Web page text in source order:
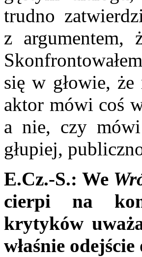
trudno
z argumentem,
się w głowie, że
aktor mówi coś
a nie, czy
głupiej,
E.Cz.-S.: We
cierpi na
krytyków
właś­nie